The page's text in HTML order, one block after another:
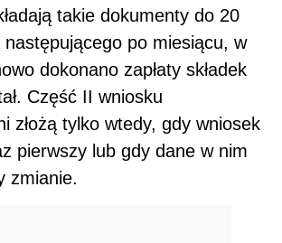
takie dokumenty do 20
po miesiącu, w
dokonano zapłaty składek
Część II wniosku
złożą tylko wtedy, gdy wniosek
pierwszy lub gdy dane w nim
zmianie.